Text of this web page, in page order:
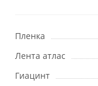
Пленка
Лента атлас
Гиацинт